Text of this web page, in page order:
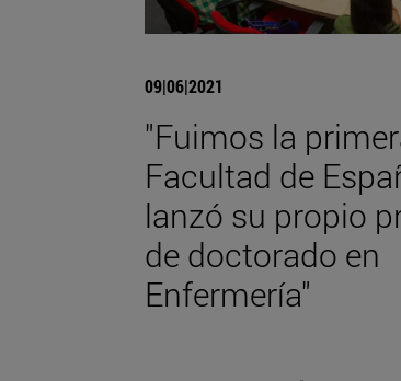
09|06|2021
"Fuimos la
Facultad de
lanzó su propio
de doctorado en
Enfermería"